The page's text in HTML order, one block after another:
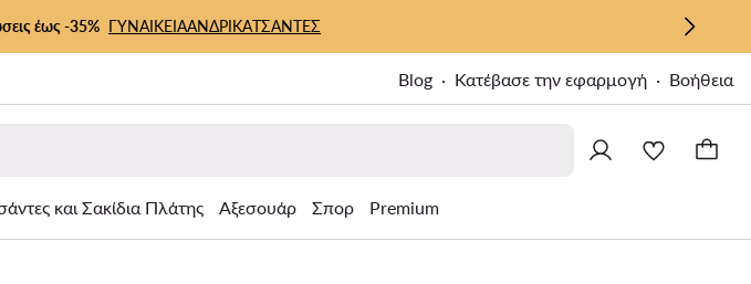
έως -35% ΓΥΝΑΙΚΕΙΑΑΝΔΡΙΚΑΤΣΑΝΤΕΣ
Blog Κατέβασε την εφαρμογή Βοήθεια
και Σακίδια Πλάτης Αξεσουάρ Σπορ Premium